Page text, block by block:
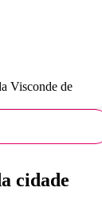
Visconde de
cidade